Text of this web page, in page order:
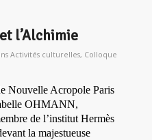
l’Alchimie
Activités culturelles, Colloque
Nouvelle Acropole Paris
OHMANN,
de l’institut Hermès
la majestueuse